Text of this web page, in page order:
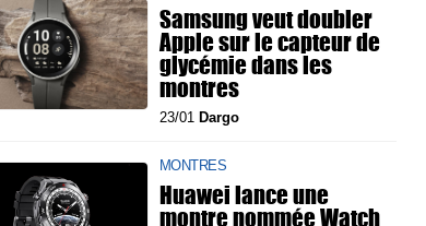
Samsung veut doubler
Apple sur le capteur de
glycémie dans les
montres
23/01 Dargo
MONTRES
Huawei lance une
montre nommée Watch